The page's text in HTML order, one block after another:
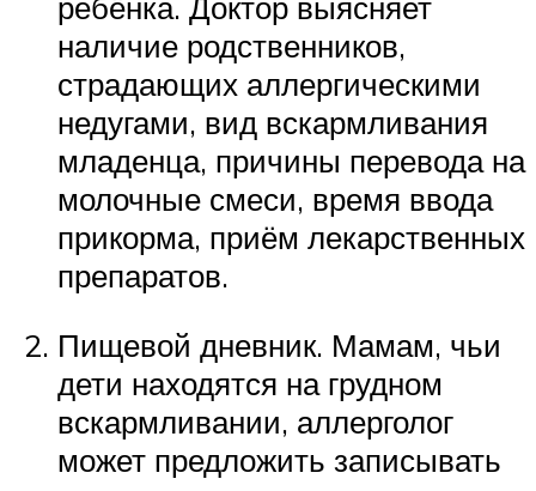
наличие родственников,
страдающих аллергическими
недугами, вид вскармливания
младенца, причины перевода на
молочные смеси, время ввода
прикорма, приём лекарственных
препаратов.
Пищевой дневник. Мамам, чьи
дети находятся на грудном
вскармливании, аллерголог
может предложить записывать